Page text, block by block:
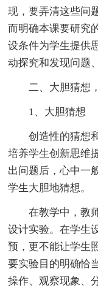
现，要弄清这些问
而明确本课要研究
设条件为学生提供
动探究和发现问题
二、大胆猜想
1、大胆猜想
创造性的猜想
培养学生创新思维
出问题后，心中一
学生大胆地猜想。
在教学中，教
设计实验。在学生
预，更不能让学生
要实验目的明确恰
操作、观察现象、